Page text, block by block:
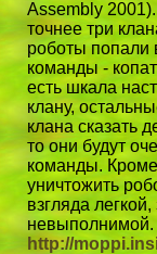
Assembly
точнее три
роботы попали
команды -
есть шкала
клану,
клана сказать
то они будут
команды. Кроме
уничтожить
взгляда
http://